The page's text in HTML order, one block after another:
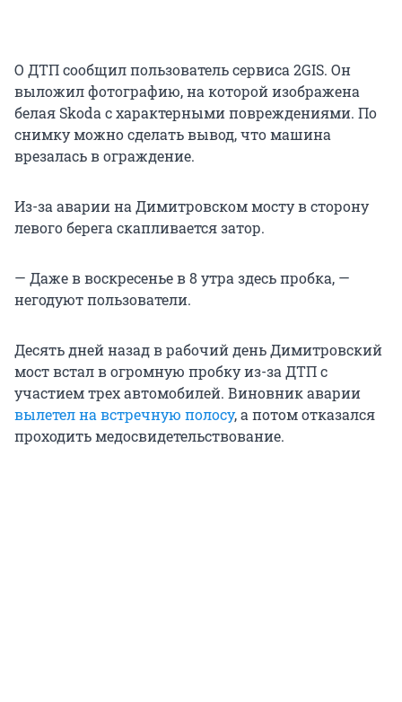
О ДТП сообщил пользователь сервиса 2GIS. Он
выложил фотографию, на которой изображена
белая Skoda c характерными повреждениями. По
снимку можно сделать вывод, что машина
врезалась в ограждение.
Из-за аварии на Димитровском мосту в сторону
левого берега скапливается затор.
— Даже в воскресенье в 8 утра здесь пробка, —
негодуют пользователи.
Десять дней назад в рабочий день Димитровский
мост встал в огромную пробку из-за ДТП с
участием трех автомобилей. Виновник аварии
вылетел на встречную полосу, а потом отказался
проходить медосвидетельствование.